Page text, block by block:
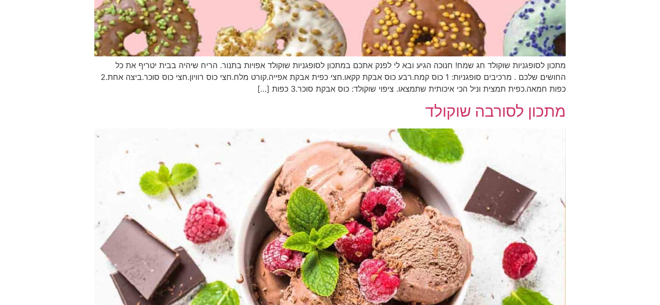
מתכון לסופגניות שוקולד חג שמח! חנוכה הגיע ובא לי לפנק אתכם במתכון לסופגניות שוקולד אפויות בתנור. הריח שיהיה בבית יטריף את כל
החושים שלכם . מרכיבים סופגניות: 1 כוס קמח.רבע כוס אבקת קקאו.חצי כפית אבקת אפייה.קורט מלח.חצי כוס רוויון.חצי כוס סוכר.ביצה אחת.2
כפות חמאה.כפית תמצית וניל הכי איכותית שתמצאו. ציפוי שוקולד: כוס אבקת סוכר.3 כפות […]
מתכון לסורבה שוקולד